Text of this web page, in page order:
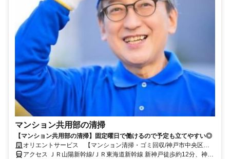
マンション共用部の清掃
【マンション共用部の清掃】固定曜日で働けるので予定も立てやすい◎
オリエントサービス 【マンション清掃・ゴミ回収/神戸市中央区葺
合町蝉山】
アクセス ＪＲ山陽新幹線/ＪＲ東海道新幹線 新神戸徒歩約12分、神戸